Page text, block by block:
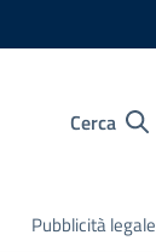
Cerca
Pubblicità legale